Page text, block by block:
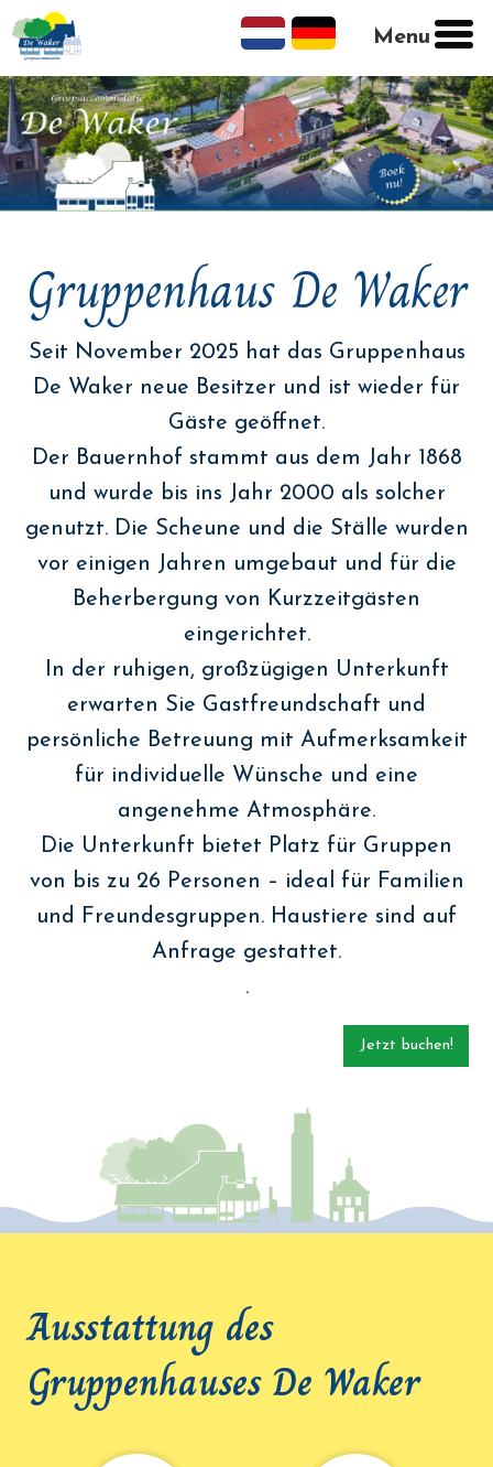
Menu
Gruppenhaus De Waker
Seit November 2025 hat das Gruppenhaus
De Waker neue Besitzer und ist wieder für
Gäste geöffnet.
Der Bauernhof stammt aus dem Jahr 1868
und wurde bis ins Jahr 2000 als solcher
genutzt. Die Scheune und die Ställe wurden
vor einigen Jahren umgebaut und für die
Beherbergung von Kurzzeitgästen
eingerichtet.
In der ruhigen, großzügigen Unterkunft
erwarten Sie Gastfreundschaft und
persönliche Betreuung mit Aufmerksamkeit
für individuelle Wünsche und eine
angenehme Atmosphäre.
Die Unterkunft bietet Platz für Gruppen
von bis zu 26 Personen – ideal für Familien
und Freundesgruppen. Haustiere sind auf
Anfrage gestattet.
.
Jetzt buchen!
Ausstattung des
Gruppenhauses De Waker